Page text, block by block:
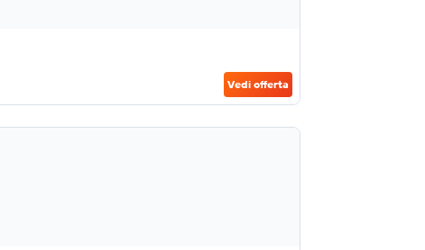
Vedi offerta